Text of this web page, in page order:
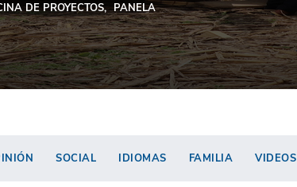
DE PROYECTOS PANELA
SOCIAL IDIOMAS FAMILIA VIDEOS